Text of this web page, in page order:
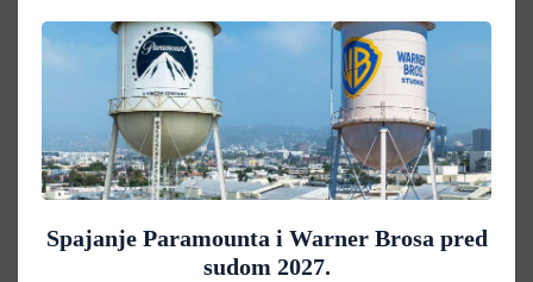
Spajanje Paramounta i Warner Brosa pred
sudom 2027.